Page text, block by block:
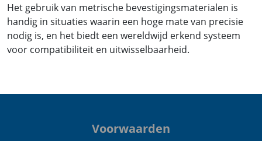
Het gebruik van metrische bevestigingsmaterialen is
handig in situaties waarin een hoge mate van precisie
nodig is, en het biedt een wereldwijd erkend systeem
voor compatibiliteit en uitwisselbaarheid.
Voorwaarden